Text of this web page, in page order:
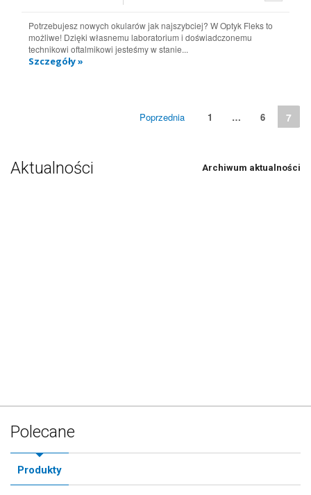
Potrzebujesz nowych okularów jak najszybciej? W Optyk Fleks to
możliwe! Dzięki własnemu laboratorium i doświadczonemu
technikowi oftalmikowi jesteśmy w stanie...
Szczegóły »
Poprzednia 1 … 6 7
Aktualności Archiwum aktualności
Polecane
Produkty